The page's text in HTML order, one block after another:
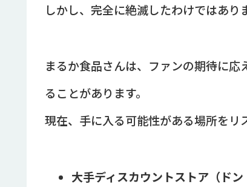
しかし、完全に絶滅したわけではあり
まるか食品さんは、ファンの期待に応
ることがあります。
現在、手に入る可能性がある場所をリ
大手ディスカウントストア（ドン